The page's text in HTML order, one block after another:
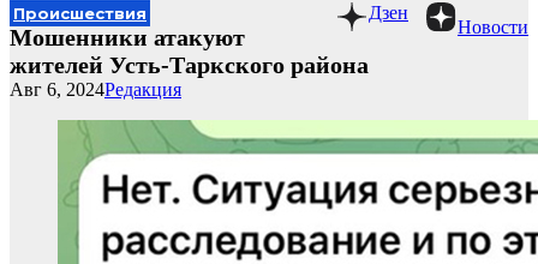
Новости
Дзен
Происшествия
Мошенники атакуют
жителей Усть-Таркского района
Редакция
Авг 6, 2024